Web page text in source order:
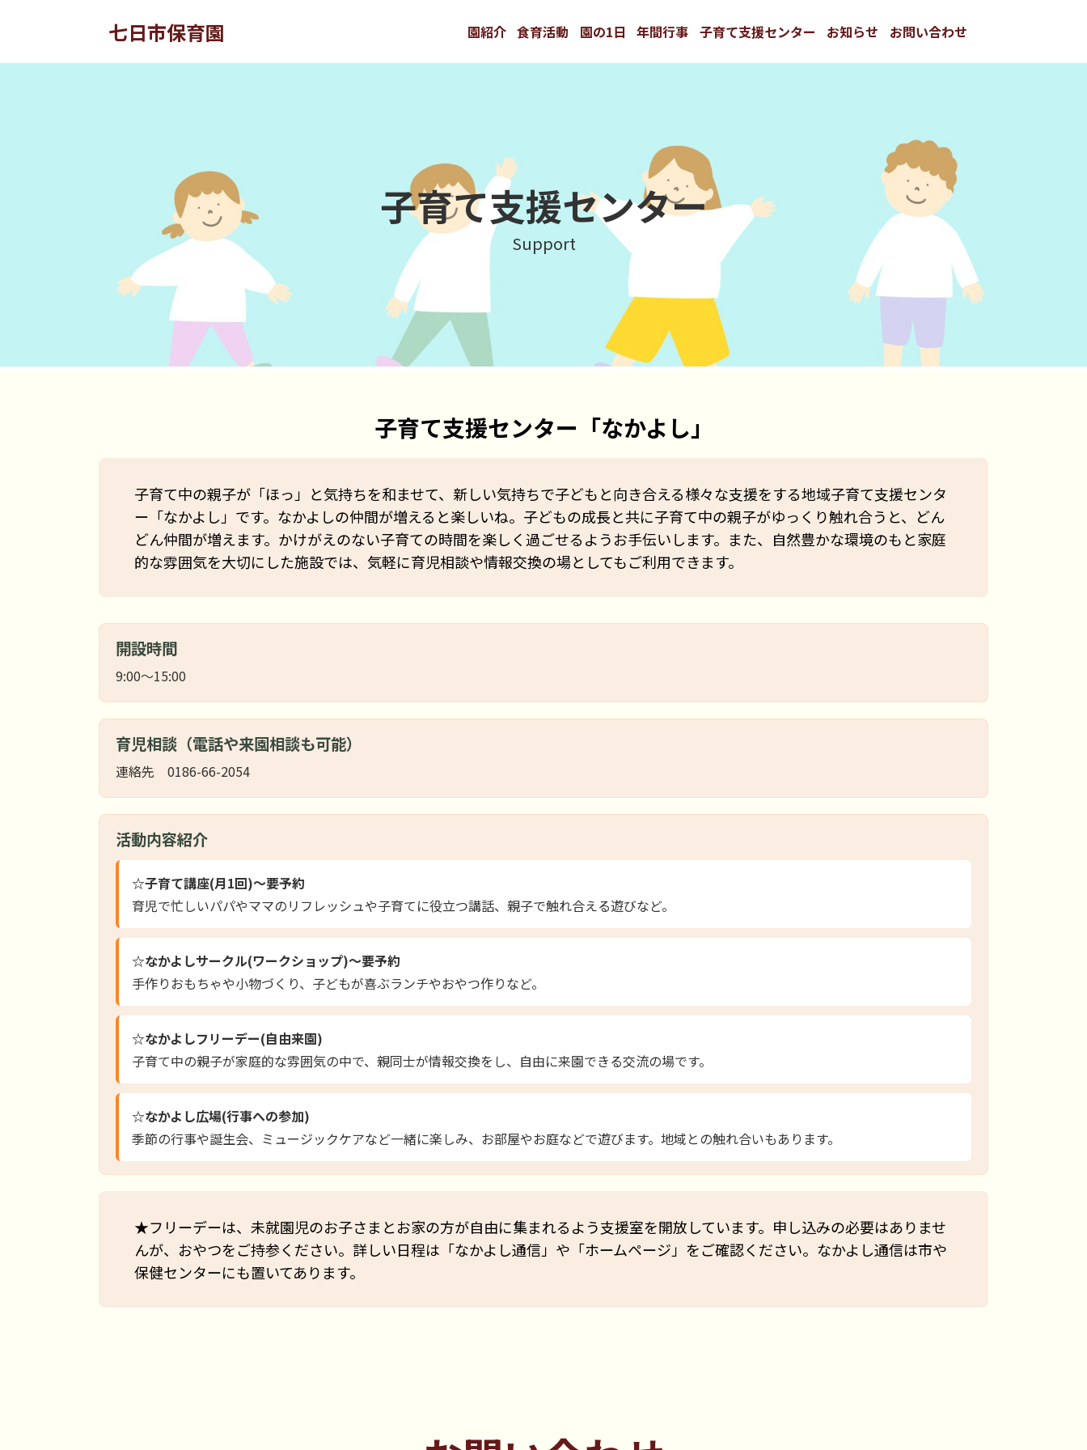
七日市保育園 園紹介 食育活動 園の1日 年間行事 子育て支援センター お知らせ お問い合わせ
子育て支援センター
Support
子育て支援センター「なかよし」
子育て中の親子が「ほっ」と気持ちを和ませて、新しい気持ちで子どもと向き合える様々な支援をする地域子育て支援センタ
ー「なかよし」です。なかよしの仲間が増えると楽しいね。子どもの成長と共に子育て中の親子がゆっくり触れ合うと、どん
どん仲間が増えます。かけがえのない子育ての時間を楽しく過ごせるようお手伝いします。また、自然豊かな環境のもと家庭
的な雰囲気を大切にした施設では、気軽に育児相談や情報交換の場としてもご利用できます。
開設時間
9:00～15:00
育児相談（電話や来園相談も可能）
連絡先 0186-66-2054
活動内容紹介
☆子育て講座(月1回)～要予約
育児で忙しいパパやママのリフレッシュや子育てに役立つ講話、親子で触れ合える遊びなど。
☆なかよしサークル(ワークショップ)～要予約
手作りおもちゃや小物づくり、子どもが喜ぶランチやおやつ作りなど。
☆なかよしフリーデー(自由来園)
子育て中の親子が家庭的な雰囲気の中で、親同士が情報交換をし、自由に来園できる交流の場です。
☆なかよし広場(行事への参加)
季節の行事や誕生会、ミュージックケアなど一緒に楽しみ、お部屋やお庭などで遊びます。地域との触れ合いもあります。
★フリーデーは、未就園児のお子さまとお家の方が自由に集まれるよう支援室を開放しています。申し込みの必要はありませ
んが、おやつをご持参ください。詳しい日程は「なかよし通信」や「ホームページ」をご確認ください。なかよし通信は市や
保健センターにも置いてあります。